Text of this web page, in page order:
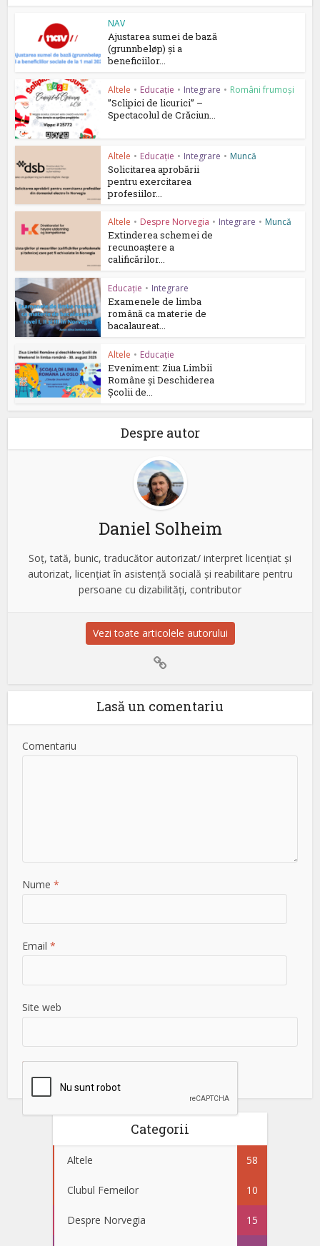
NAV
Ajustarea sumei de bază
(grunnbeløp) și a
beneficiilor...
Altele • Educație • Integrare • Români frumoși
”Sclipici de licurici” –
Spectacolul de Crăciun...
Altele • Educație • Integrare • Muncă
Solicitarea aprobării
pentru exercitarea
profesiilor...
Altele • Despre Norvegia • Integrare • Muncă
Extinderea schemei de
recunoaștere a
calificărilor...
Educație • Integrare
Examenele de limba
română ca materie de
bacalaureat...
Altele • Educație
Eveniment: Ziua Limbii
Române și Deschiderea
Școlii de...
Despre autor
Daniel Solheim
Soț, tată, bunic, traducător autorizat/ interpret licențiat și
autorizat, licențiat în asistență socială și reabilitare pentru
persoane cu dizabilități, contributor
Vezi toate articolele autorului
Lasă un comentariu
Comentariu
Nume*
Email*
Site web
Categorii
Altele 58
Clubul Femeilor 10
Despre Norvegia 15